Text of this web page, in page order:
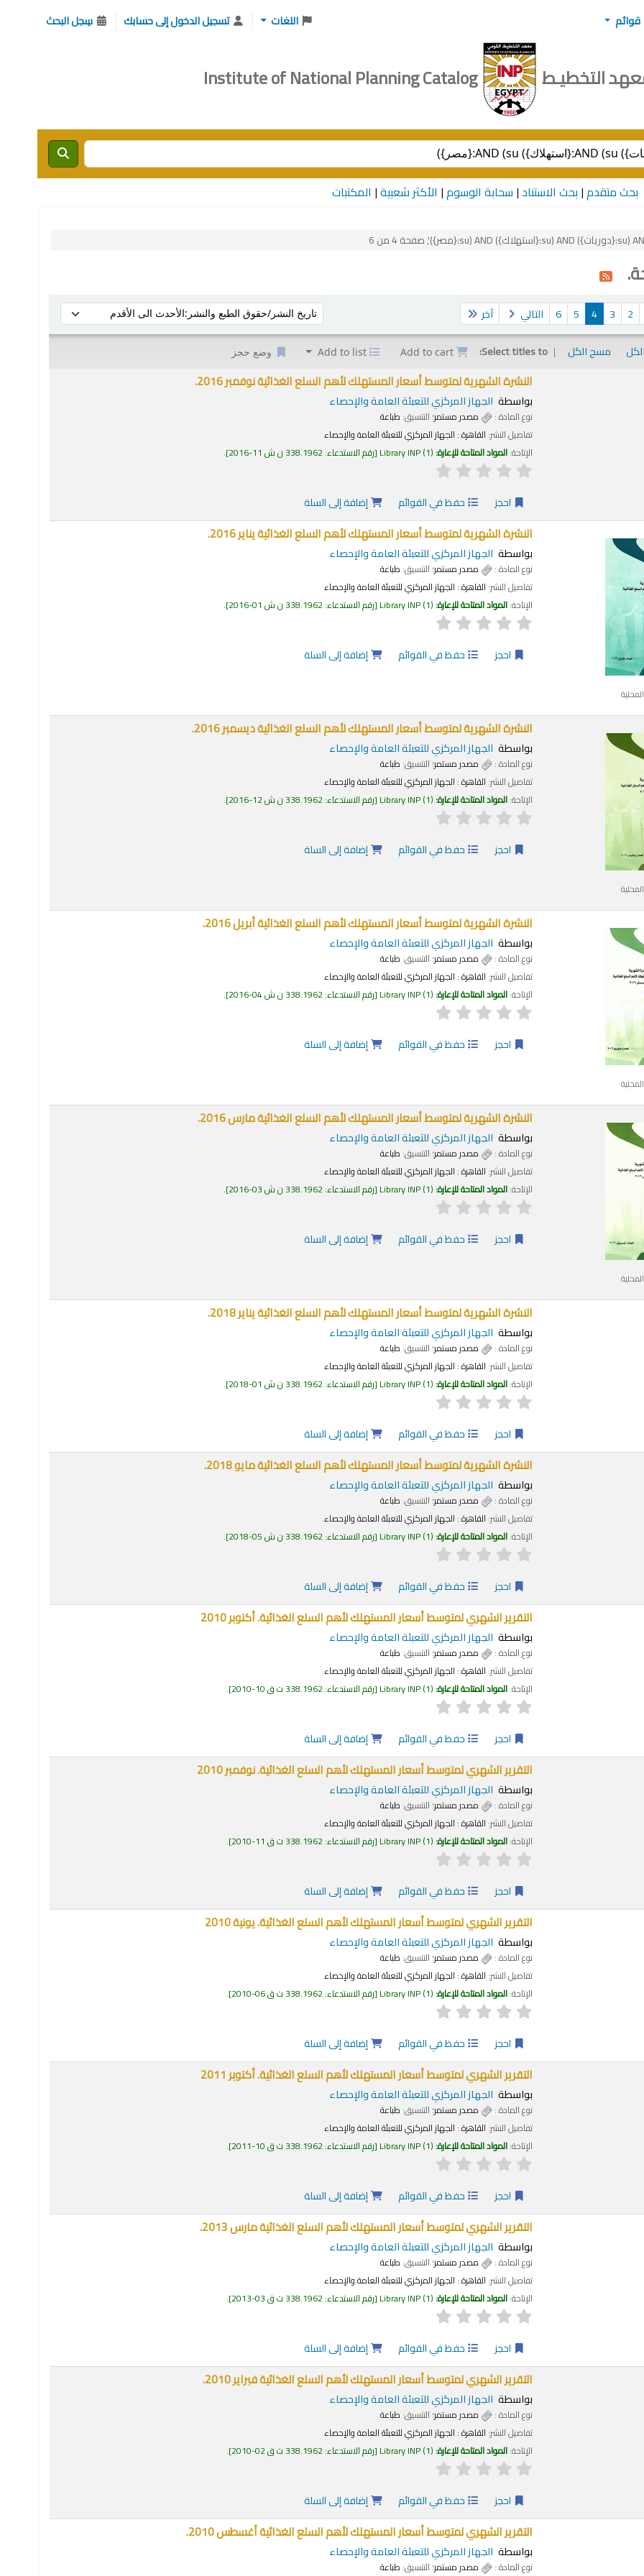
قوائم اللغات تسجيل الدخول إلى حسابك سِجل البحث
التخطيـط Institute of National Planning Catalog
Search the catalog by keyword
بحث متقدم بحث الاستناد سحابة الوسوم الأكثر شعبية المكتبات
2
3
4
5
6 التالي آخر فرز حسب:
مسح الكل Select titles to:
Add to cart
Add to list وضع حجز
النشرة الشهرية لمتوسط أسعار المستهلك لأهم السلع الغذائية نوفمبر 2016.
بواسطة الجهاز المركزي للتعبئة العامة والإحصاء
نوع المادة : مصدر مستمر؛ التنسيق: طباعة
تفاصيل النشر: القاهرة : الجهاز المركزي للتعبئة العامة والإحصاء
الإتاحة:المواد المتاحة للإعارة: Library INP(1) رقم الاستدعاء:338.1962 ن ش 11-2016 .
احجز حفظ في القوائم إضافة إلى السلة
النشرة الشهرية لمتوسط أسعار المستهلك لأهم السلع الغذائية يناير 2016.
بواسطة الجهاز المركزي للتعبئة العامة والإحصاء
نوع المادة : مصدر مستمر؛ التنسيق: طباعة
تفاصيل النشر: القاهرة : الجهاز المركزي للتعبئة العامة والإحصاء
الإتاحة:المواد المتاحة للإعارة: Library INP(1) رقم الاستدعاء:338.1962 ن ش 01-2016 .
احجز حفظ في القوائم إضافة إلى السلة
النشرة الشهرية لمتوسط أسعار المستهلك لأهم السلع الغذائية ديسمبر 2016.
بواسطة الجهاز المركزي للتعبئة العامة والإحصاء
نوع المادة : مصدر مستمر؛ التنسيق: طباعة
تفاصيل النشر: القاهرة : الجهاز المركزي للتعبئة العامة والإحصاء
الإتاحة:المواد المتاحة للإعارة: Library INP(1) رقم الاستدعاء:338.1962 ن ش 12-2016 .
احجز حفظ في القوائم إضافة إلى السلة
النشرة الشهرية لمتوسط أسعار المستهلك لأهم السلع الغذائية أبريل 2016.
بواسطة الجهاز المركزي للتعبئة العامة والإحصاء
نوع المادة : مصدر مستمر؛ التنسيق: طباعة
تفاصيل النشر: القاهرة : الجهاز المركزي للتعبئة العامة والإحصاء
الإتاحة:المواد المتاحة للإعارة: Library INP(1) رقم الاستدعاء:338.1962 ن ش 04-2016 .
احجز حفظ في القوائم إضافة إلى السلة
النشرة الشهرية لمتوسط أسعار المستهلك لأهم السلع الغذائية مارس 2016.
بواسطة الجهاز المركزي للتعبئة العامة والإحصاء
نوع المادة : مصدر مستمر؛ التنسيق: طباعة
تفاصيل النشر: القاهرة : الجهاز المركزي للتعبئة العامة والإحصاء
الإتاحة:المواد المتاحة للإعارة: Library INP(1) رقم الاستدعاء:338.1962 ن ش 03-2016 .
احجز حفظ في القوائم إضافة إلى السلة
النشرة الشهرية لمتوسط أسعار المستهلك لأهم السلع الغذائية يناير 2018.
بواسطة الجهاز المركزي للتعبئة العامة والإحصاء
نوع المادة : مصدر مستمر؛ التنسيق: طباعة
تفاصيل النشر: القاهرة : الجهاز المركزي للتعبئة العامة والإحصاء
الإتاحة:المواد المتاحة للإعارة: Library INP(1) رقم الاستدعاء:338.1962 ن ش 01-2018 .
احجز حفظ في القوائم إضافة إلى السلة
النشرة الشهرية لمتوسط أسعار المستهلك لأهم السلع الغذائية مايو 2018.
بواسطة الجهاز المركزي للتعبئة العامة والإحصاء
نوع المادة : مصدر مستمر؛ التنسيق: طباعة
تفاصيل النشر: القاهرة : الجهاز المركزي للتعبئة العامة والإحصاء.
الإتاحة:المواد المتاحة للإعارة: Library INP(1) رقم الاستدعاء:338.1962 ن ش 05-2018 .
احجز حفظ في القوائم إضافة إلى السلة
التقرير الشهري لمتوسط أسعار المستهلك لأهم السلع الغذائية. أكتوبر 2010
بواسطة الجهاز المركزي للتعبئة العامة والإحصاء
نوع المادة : مصدر مستمر؛ التنسيق: طباعة
تفاصيل النشر: القاهرة : الجهاز المركزي للتعبئة العامة والإحصاء
الإتاحة:المواد المتاحة للإعارة: Library INP(1) رقم الاستدعاء:338.1962 ت ق 10-2010 .
احجز حفظ في القوائم إضافة إلى السلة
التقرير الشهري لمتوسط أسعار المستهلك لأهم السلع الغذائية. نوفمبر 2010
بواسطة الجهاز المركزي للتعبئة العامة والإحصاء
نوع المادة : مصدر مستمر؛ التنسيق: طباعة
تفاصيل النشر: القاهرة : الجهاز المركزي للتعبئة العامة والإحصاء
الإتاحة:المواد المتاحة للإعارة: Library INP(1) رقم الاستدعاء:338.1962 ت ق 11-2010 .
احجز حفظ في القوائم إضافة إلى السلة
التقرير الشهري لمتوسط أسعار المستهلك لأهم السلع الغذائية. يونية 2010
بواسطة الجهاز المركزي للتعبئة العامة والإحصاء
نوع المادة : مصدر مستمر؛ التنسيق: طباعة
تفاصيل النشر: القاهرة : الجهاز المركزي للتعبئة العامة والإحصاء
الإتاحة:المواد المتاحة للإعارة: Library INP(1) رقم الاستدعاء:338.1962 ت ق 06-2010 .
احجز حفظ في القوائم إضافة إلى السلة
التقرير الشهري لمتوسط أسعار المستهلك لأهم السلع الغذائية. أكتوبر 2011
بواسطة الجهاز المركزي للتعبئة العامة والإحصاء
نوع المادة : مصدر مستمر؛ التنسيق: طباعة
تفاصيل النشر: القاهرة : الجهاز المركزي للتعبئة العامة والإحصاء
الإتاحة:المواد المتاحة للإعارة: Library INP(1) رقم الاستدعاء:338.1962 ت ق 10-2011 .
احجز حفظ في القوائم إضافة إلى السلة
التقرير الشهري لمتوسط أسعار المستهلك لأهم السلع الغذائية مارس 2013.
بواسطة الجهاز المركزي للتعبئة العامة والإحصاء
نوع المادة : مصدر مستمر؛ التنسيق: طباعة
تفاصيل النشر: القاهرة : الجهاز المركزي للتعبئة العامة والإحصاء
الإتاحة:المواد المتاحة للإعارة: Library INP(1) رقم الاستدعاء:338.1962 ت ق 03-2013 .
احجز حفظ في القوائم إضافة إلى السلة
التقرير الشهري لمتوسط أسعار المستهلك لأهم السلع الغذائية فبراير 2010.
بواسطة الجهاز المركزي للتعبئة العامة والإحصاء
نوع المادة : مصدر مستمر؛ التنسيق: طباعة
تفاصيل النشر: القاهرة : الجهاز المركزي للتعبئة العامة والإحصاء
الإتاحة:المواد المتاحة للإعارة: Library INP(1) رقم الاستدعاء:338.1962 ت ق 02-2010 .
احجز حفظ في القوائم إضافة إلى السلة
التقرير الشهري لمتوسط أسعار المستهلك لأهم السلع الغذائية أغسطس 2010.
بواسطة الجهاز المركزي للتعبئة العامة والإحصاء
نوع المادة : مصدر مستمر؛ التنسيق: طباعة